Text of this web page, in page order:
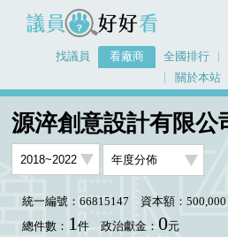
議員好好看
找議員 看廠商 全國排行
關於本站
源淬創意設計有限公
統一編號：66815147 資本額：500,000
總件數： 1件 政治獻金： 0元